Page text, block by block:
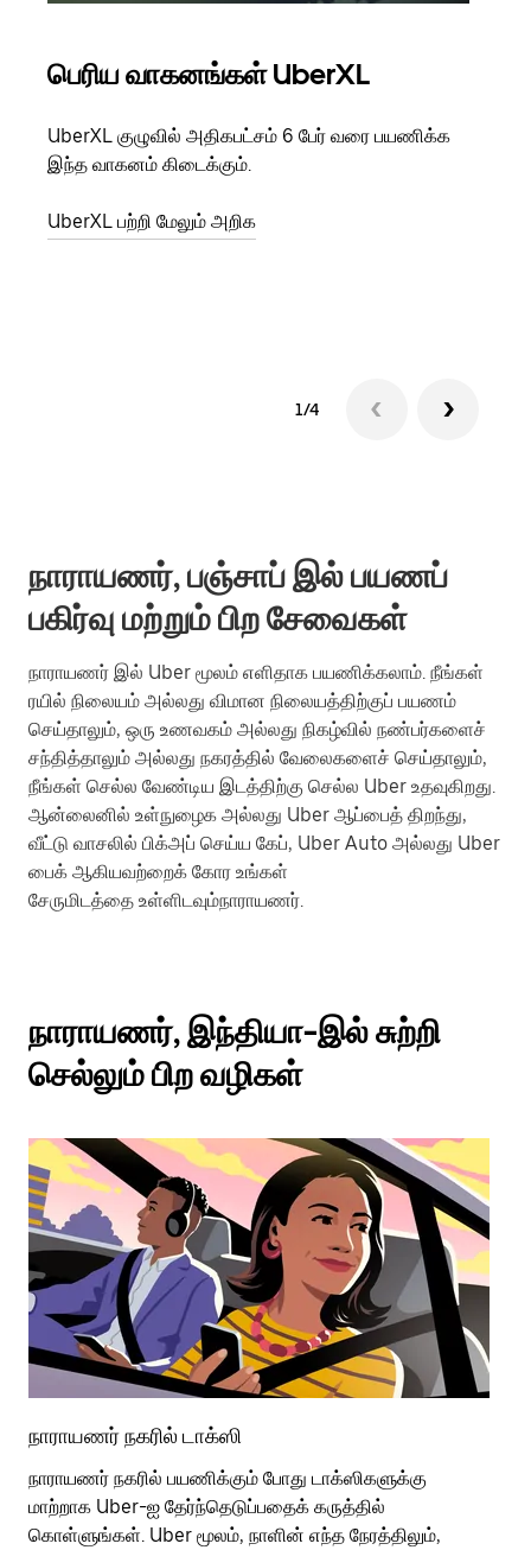
பெரிய வாகனங்கள் UberXL
UberXL குழுவில் அதிகபட்சம் 6 பேர் வரை பயணிக்க
இந்த வாகனம் கிடைக்கும்.
UberXL பற்றி மேலும் அறிக
1/4
நாராயணர், பஞ்சாப் இல் பயணப்
பகிர்வு மற்றும் பிற சேவைகள்
நாராயணர் இல் Uber மூலம் எளிதாக பயணிக்கலாம். நீங்கள்
ரயில் நிலையம் அல்லது விமான நிலையத்திற்குப் பயணம்
செய்தாலும், ஒரு உணவகம் அல்லது நிகழ்வில் நண்பர்களைச்
சந்தித்தாலும் அல்லது நகரத்தில் வேலைகளைச் செய்தாலும்,
நீங்கள் செல்ல வேண்டிய இடத்திற்கு செல்ல Uber உதவுகிறது.
ஆன்லைனில் உள்நுழைக அல்லது Uber ஆப்பைத் திறந்து,
வீட்டு வாசலில் பிக்அப் செய்ய கேப், Uber Auto அல்லது Uber
பைக் ஆகியவற்றைக் கோர உங்கள்
சேருமிடத்தை உள்ளிடவும்நாராயணர்.
நாராயணர், இந்தியா-இல் சுற்றி
செல்லும் பிற வழிகள்
நாராயணர் நகரில் டாக்ஸி
நாராயணர் நகரில் பயணிக்கும் போது டாக்ஸிகளுக்கு
மாற்றாக Uber-ஐ தேர்ந்தெடுப்பதைக் கருத்தில்
கொள்ளுங்கள். Uber மூலம், நாளின் எந்த நேரத்திலும்,